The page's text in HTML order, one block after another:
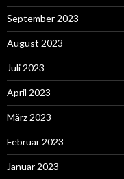
September 2023
August 2023
Juli 2023
April 2023
März 2023
Februar 2023
Januar 2023